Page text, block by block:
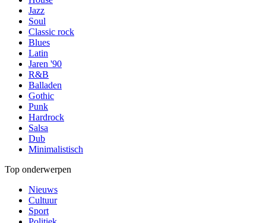
Jazz
Soul
Classic rock
Blues
Latin
Jaren '90
R&B
Balladen
Gothic
Punk
Hardrock
Salsa
Dub
Minimalistisch
Top onderwerpen
Nieuws
Cultuur
Sport